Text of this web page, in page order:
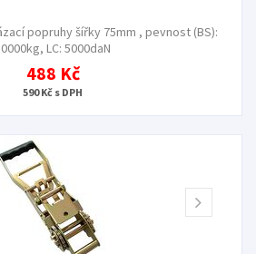
popruhy šířky 75mm , pevnost (BS):
LC: 5000daN
488 Kč
590 Kč s DPH